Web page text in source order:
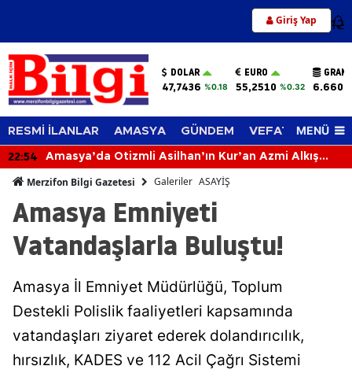
Giriş Yap 12
DOLAR
47,7436 %0.18
EURO
55,2510 %0.32
RESMİ İLANLAR AMASYA GÜNDEM VEFAT EDENLER
MENÜ
22:15 Amasya DSYB’den Yem Maliyetlerine Neşter!
Merzifon Bilgi Gazetesi Galeriler ASAYİŞ
Amasya Emniyeti
Vatandaşlarla Buluştu!
Amasya İl Emniyet Müdürlüğü, Toplum
Destekli Polislik faaliyetleri kapsamında
vatandaşları ziyaret ederek dolandırıcılık,
hırsızlık, KADES ve 112 Acil Çağrı Sistemi